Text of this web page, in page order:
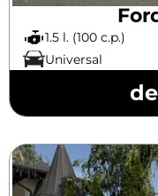
1.5 l. (100 c.p.)
Universal